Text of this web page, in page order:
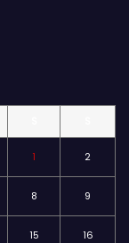
1 2
8 9
15 16